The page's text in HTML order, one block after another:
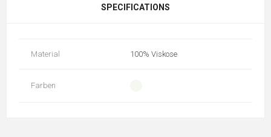
SPECIFICATIONS
Material 100% Viskose
Farben